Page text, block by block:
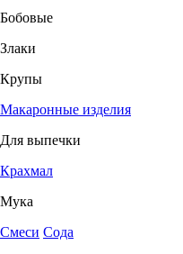
Бобовые
Злаки
Крупы
Макаронные изделия
Для выпечки
Крахмал
Мука
Смеси Сода